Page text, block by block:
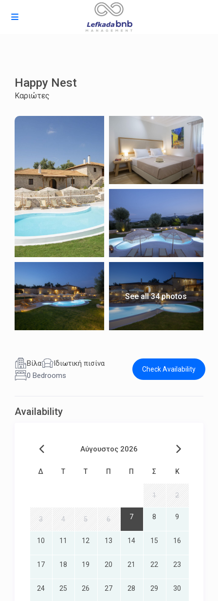
Happy Nest
Καριώτες
See all 34 photos
Βίλα
Ιδιωτική πισίνα
0 Bedrooms
Check Availability
Availability
Αύγουστος 2026
Δ Τ Τ Π Π Σ Κ
1 2
3 4 5 6 7 8 9
10 11 12 13 14 15 16
17 18 19 20 21 22 23
24 25 26 27 28 29 30